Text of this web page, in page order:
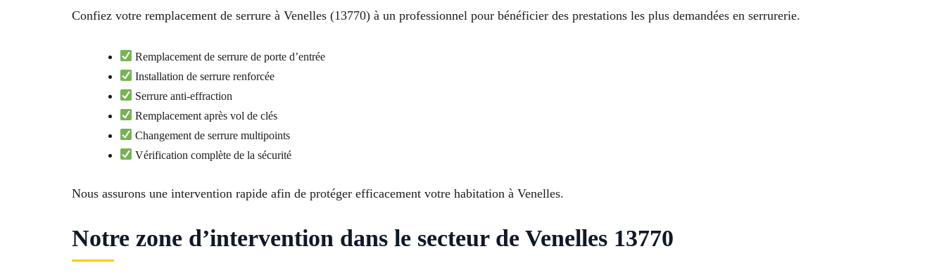
Confiez votre remplacement de serrure à Venelles (13770) à un professionnel pour bénéficier des prestations les plus demandées en serrurerie.
Remplacement de serrure de porte d’entrée
Installation de serrure renforcée
Serrure anti-effraction
Remplacement après vol de clés
Changement de serrure multipoints
Vérification complète de la sécurité
Nous assurons une intervention rapide afin de protéger efficacement votre habitation à Venelles.
Notre zone d’intervention dans le secteur de Venelles 13770